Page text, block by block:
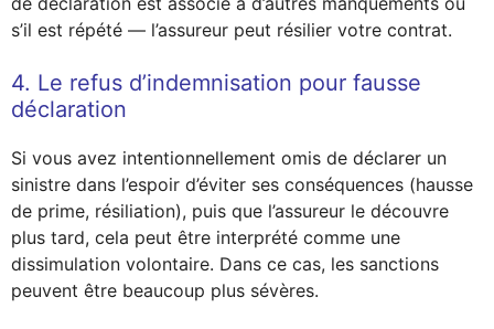
s’il est répété — l’assureur peut résilier votre contrat.
4. Le refus d’indemnisation pour fausse
déclaration
Si vous avez intentionnellement omis de déclarer un
sinistre dans l’espoir d’éviter ses conséquences (hausse
de prime, résiliation), puis que l’assureur le découvre
plus tard, cela peut être interprété comme une
dissimulation volontaire. Dans ce cas, les sanctions
peuvent être beaucoup plus sévères.